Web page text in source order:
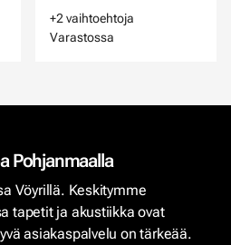
+2 vaihtoehtoja
Varastossa
Pohjanmaalla
Vöyrillä. Keskitymme
tapetit ja akustiikka ovat
asiakaspalvelu on tärkeää.